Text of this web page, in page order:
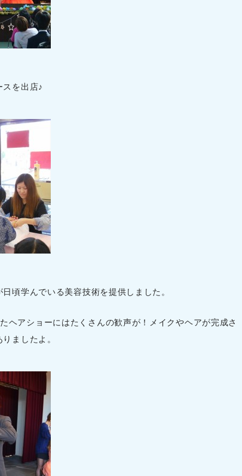
スを出店♪
頃学んでいる美容技術を提供しました。
ヘアショーにはたくさんの歓声が！メイクやヘアが完成さ
ましたよ。